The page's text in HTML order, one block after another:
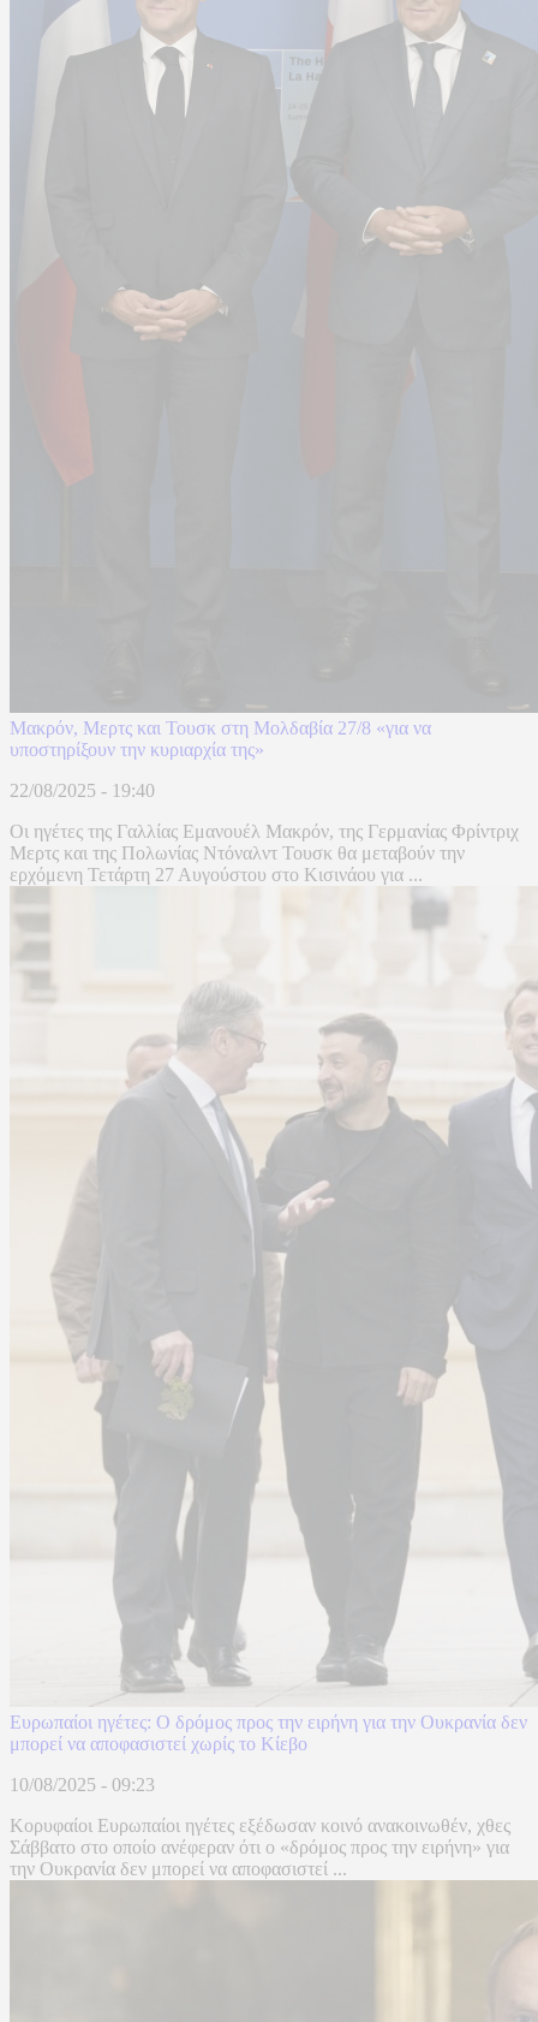
Μακρόν, Μερτς και Τουσκ στη Μολδαβία 27/8 «για να
υποστηρίξουν την κυριαρχία της»
22/08/2025 - 19:40
Οι ηγέτες της Γαλλίας Εμανουέλ Μακρόν, της Γερμανίας Φρίντριχ
Μερτς και της Πολωνίας Ντόναλντ Τουσκ θα μεταβούν την
ερχόμενη Τετάρτη 27 Αυγούστου στο Κισινάου για ...
Ευρωπαίοι ηγέτες: Ο δρόμος προς την ειρήνη για την Ουκρανία δεν
μπορεί να αποφασιστεί χωρίς το Κίεβο
10/08/2025 - 09:23
Κορυφαίοι Ευρωπαίοι ηγέτες εξέδωσαν κοινό ανακοινωθέν, χθες
Σάββατο στο οποίο ανέφεραν ότι ο «δρόμος προς την ειρήνη» για
την Ουκρανία δεν μπορεί να αποφασιστεί ...